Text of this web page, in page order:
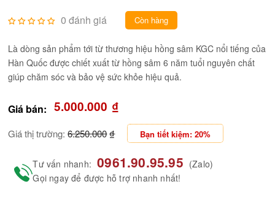
0 đánh giá Còn hàng
Là dòng sản phẩm tới từ thương hiệu hồng sâm KGC nổi tiếng của
Hàn Quốc được chiết xuất từ hồng sâm 6 năm tuổi nguyên chất
giúp chăm sóc và bảo vệ sức khỏe hiệu quả.
Giá bán: 5.000.000 ₫
Giá thị trường: 6.250.000₫ Bạn tiết kiệm: 20%
Tư vấn nhanh: 0961.90.95.95 (Zalo)
Gọi ngay để được hỗ trợ nhanh nhất!